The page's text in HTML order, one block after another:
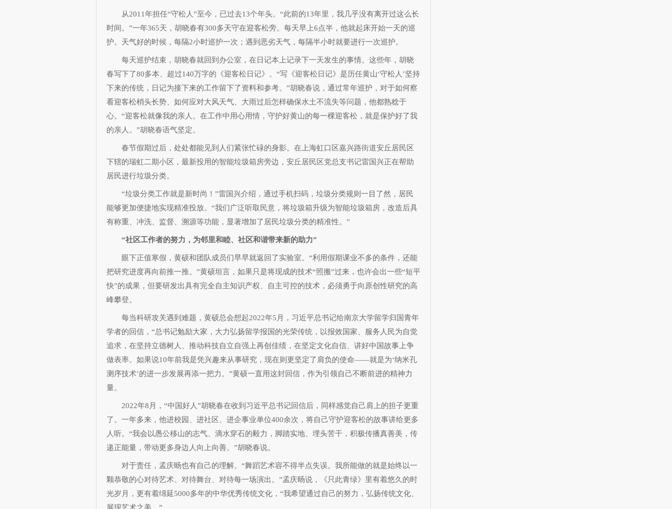
从2011年担任“守松人”至今，已过去13个年头。“此前的13年里，我几乎没有离开过这么长
时间。”一年365天，胡晓春有300多天守在迎客松旁。每天早上6点半，他就起床开始一天的巡
护。天气好的时候，每隔2小时巡护一次；遇到恶劣天气，每隔半小时就要进行一次巡护。
每天巡护结束，胡晓春就回到办公室，在日记本上记录下一天发生的事情。这些年，胡晓
春写下了80多本、超过140万字的《迎客松日记》。“写《迎客松日记》是历任黄山‘守松人’坚持
下来的传统，日记为接下来的工作留下了资料和参考。”胡晓春说，通过常年巡护，对于如何察
看迎客松梢头长势、如何应对大风天气、大雨过后怎样确保水土不流失等问题，他都熟稔于
心。“迎客松就像我的亲人。在工作中用心用情，守护好黄山的每一棵迎客松，就是保护好了我
的亲人。”胡晓春语气坚定。
春节假期过后，处处都能见到人们紧张忙碌的身影。在上海虹口区嘉兴路街道安丘居民区
下辖的瑞虹二期小区，最新投用的智能垃圾箱房旁边，安丘居民区党总支书记雷国兴正在帮助
居民进行垃圾分类。
“垃圾分类工作就是新时尚！”雷国兴介绍，通过手机扫码，垃圾分类规则一目了然，居民
能够更加便捷地实现精准投放。“我们广泛听取民意，将垃圾箱升级为智能垃圾箱房，改造后具
有称重、冲洗、监督、溯源等功能，显著增加了居民垃圾分类的精准性。”
“社区工作者的努力，为邻里和睦、社区和谐带来新的助力”
眼下正值寒假，黄硕和团队成员们早早就返回了实验室。“利用假期课业不多的条件，还能
把研究进度再向前推一推。”黄硕坦言，如果只是将现成的技术“照搬”过来，也许会出一些“短平
快”的成果，但要研发出具有完全自主知识产权、自主可控的技术，必须勇于向原创性研究的高
峰攀登。
每当科研攻关遇到难题，黄硕总会想起2022年5月，习近平总书记给南京大学留学归国青年
学者的回信，“总书记勉励大家，大力弘扬留学报国的光荣传统，以报效国家、服务人民为自觉
追求，在坚持立德树人、推动科技自立自强上再创佳绩，在坚定文化自信、讲好中国故事上争
做表率。如果说10年前我是凭兴趣来从事研究，现在则更坚定了肩负的使命——就是为‘纳米孔
测序技术’的进一步发展再添一把力。”黄硕一直用这封回信，作为引领自己不断前进的精神力
量。
2022年8月，“中国好人”胡晓春在收到习近平总书记回信后，同样感觉自己肩上的担子更重
了。一年多来，他进校园、进社区、进企事业单位400余次，将自己守护迎客松的故事讲给更多
人听。“我会以愚公移山的志气、滴水穿石的毅力，脚踏实地、埋头苦干，积极传播真善美，传
递正能量，带动更多身边人向上向善。”胡晓春说。
对于责任，孟庆旸也有自己的理解。“舞蹈艺术容不得半点失误。我所能做的就是始终以一
颗恭敬的心对待艺术、对待舞台、对待每一场演出。”孟庆旸说，《只此青绿》里有着悠久的时
光岁月，更有着绵延5000多年的中华优秀传统文化，“我希望通过自己的努力，弘扬传统文化、